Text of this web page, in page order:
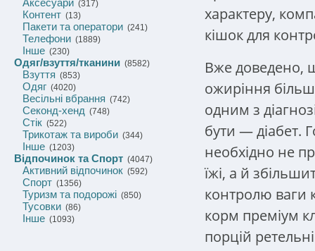
Аксесуари (317)
Контент (13)
Пакети та оператори (241)
Телефони (1889)
Інше (230)
Одяг/взуття/тканини (8582)
Взуття (853)
Одяг (4020)
Весільні вбрання (742)
Секонд-хенд (748)
Стік (522)
Трикотаж та вироби (344)
Інше (1203)
Відпочинок та Спорт (4047)
Активний відпочинок (592)
Спорт (1356)
Туризм та подорожі (850)
Тусовки (86)
Інше (1093)
характеру,
кішок для
Вже доведено,
ожиріння
одним з
бути — діабет.
необхідно не
їжі, а й
контролю ваги
корм преміум
порцій